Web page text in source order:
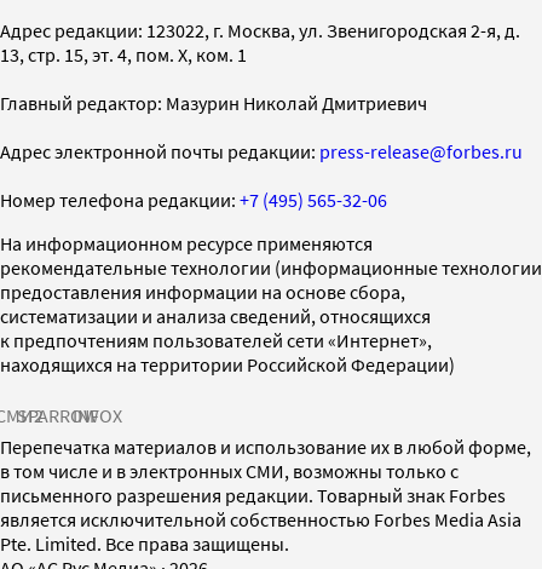
Адрес редакции: 123022, г. Москва, ул. Звенигородская 2-я, д.
13, стр. 15, эт. 4, пом. X, ком. 1
Главный редактор: Мазурин Николай Дмитриевич
Адрес электронной почты редакции: press-release@forbes.ru
Номер телефона редакции: +7 (495) 565-32-06
На информационном ресурсе применяются
рекомендательные технологии (информационные технологии
предоставления информации на основе сбора,
систематизации и анализа сведений, относящихся
к предпочтениям пользователей сети «Интернет»,
находящихся на территории Российской Федерации)
SPARROWINFOX
Перепечатка материалов и использование их в любой форме,
в том числе и в электронных СМИ, возможны только с
письменного разрешения редакции. Товарный знак Forbes
является исключительной собственностью Forbes Media Asia
Pte. Limited. Все права защищены.